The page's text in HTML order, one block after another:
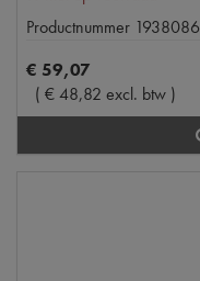
Productnummer 1938086
€ 59,07
( €48,82 excl. btw )